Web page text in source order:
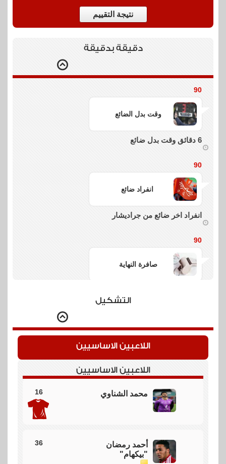
نتيجة التقييم
دقيقة بدقيقة
90
وقت بدل الضائع
6 دقائق وقت بدل ضائع
90
انفراد ضائع
انفراد اخر ضائع من جراديشار
90
صافرة النهاية
بورتو يتعادل مش ممكن
بن شرقي مش ممكن بيضيع انفراد اخر
التشكيل
اللاعبين الاساسيين
اللاعبين الاساسيين
محمد الشناوي 16
أحمد رمضان
"بيكهام"
36